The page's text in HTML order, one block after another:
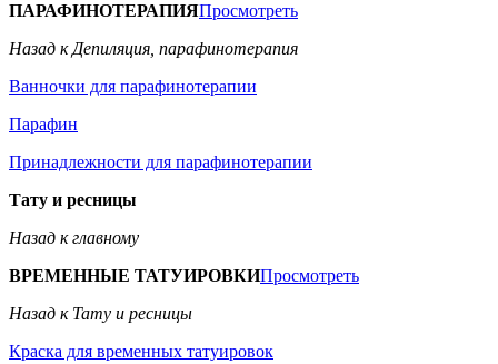
ПАРАФИНОТЕРАПИЯПросмотреть
Назад к Депиляция, парафинотерапия
Ванночки для парафинотерапии
Парафин
Принадлежности для парафинотерапии
Тату и ресницы
Назад к главному
ВРЕМЕННЫЕ ТАТУИРОВКИПросмотреть
Назад к Тату и ресницы
Краска для временных татуировок